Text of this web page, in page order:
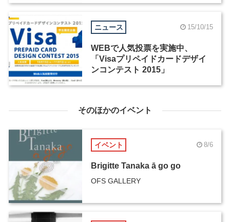
ニュース 15/10/15
WEBで人気投票を実施中、
「Visaプリペイドカードデザイ
ンコンテスト 2015」
そのほかのイベント
イベント 8/6
Brigitte Tanaka ā go go
OFS GALLERY